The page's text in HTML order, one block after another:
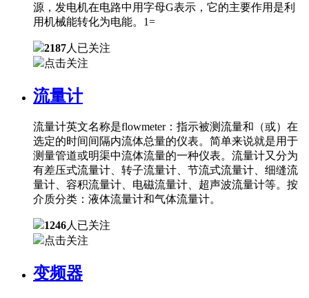
源，发电机在电路中用字母G表示，它的主要作用是利
用机械能转化为电能。1=
2187人已关注
点击关注
流量计
流量计英文名称是flowmeter：指示被测流量和（或）在
选定的时间间隔内流体总量的仪表。简单来说就是用于
测量管道或明渠中流体流量的一种仪表。流量计又分为
有差压式流量计、转子流量计、节流式流量计、细缝流
量计、容积流量计、电磁流量计、超声波流量计等。按
介质分类：液体流量计和气体流量计。
1246人已关注
点击关注
变频器